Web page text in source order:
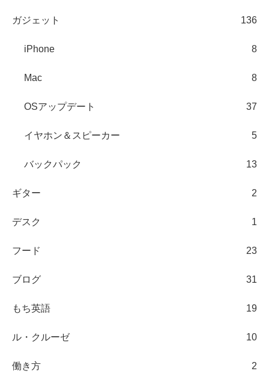
ガジェット 136
iPhone 8
Mac 8
OSアップデート 37
イヤホン＆スピーカー 5
バックパック 13
ギター 2
デスク 1
フード 23
ブログ 31
もち英語 19
ル・クルーゼ 10
働き方 2